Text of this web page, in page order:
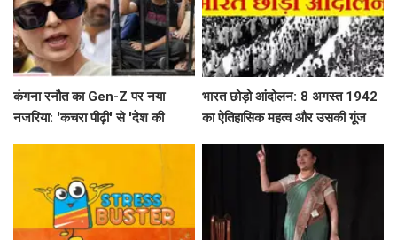
कंगना रनौत का Gen-Z पर नया
नजरिया: 'कचरा पीढ़ी' से 'देश की
भारत छोड़ो आंदोलन: 8 अगस्त 1942
का ऐतिहासिक महत्व और उसकी गूंज